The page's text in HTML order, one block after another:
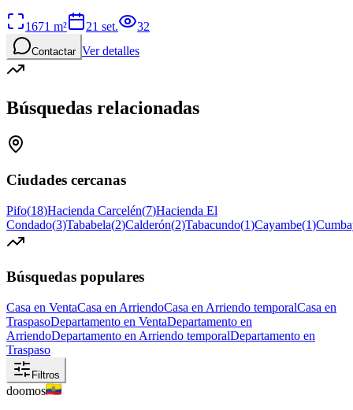
1671 m² 21 set. 32
Contactar Ver detalles
Búsquedas relacionadas
Ciudades cercanas
Pifo(18)Hacienda Carcelén(7)Hacienda El
Condado(3)Tababela(2)Calderón(2)Tabacundo(1)Cayambe(1)
Búsquedas populares
Casa en VentaCasa en ArriendoCasa en Arriendo temporalCasa en
TraspasoDepartamento en VentaDepartamento en
ArriendoDepartamento en Arriendo temporalDepartamento en
Traspaso
Filtros
doomos